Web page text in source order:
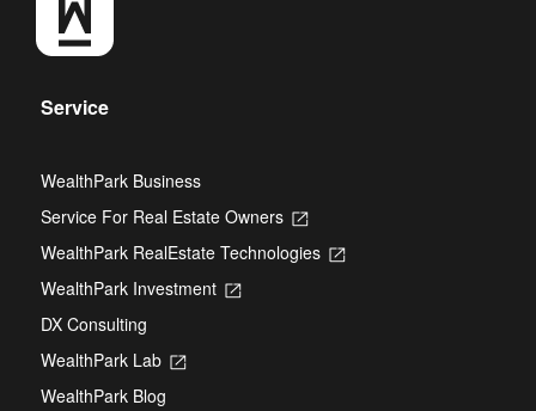
Service
WealthPark Business
Service For Real Estate Owners
Opens
a
WealthPark RealEstate Technologies
Opens
WealthPark Investment
Opens
DX Consulting
WealthPark Lab
Opens
WealthPark Blog